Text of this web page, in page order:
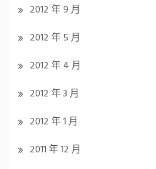
2012 年 9 月
2012 年 5 月
2012 年 4 月
2012 年 3 月
2012 年 1 月
2011 年 12 月